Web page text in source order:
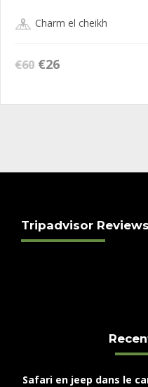
Charm el cheikh
€60 Le
était :
€26Le
est :
Tripadvisor Reviews
Safari en jeep dans le